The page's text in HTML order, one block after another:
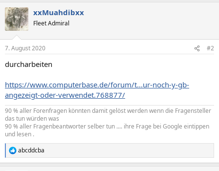
xxMuahdibxx
Fleet Admiral
7. August 2020 #2
durcharbeiten
https://www.computerbase.de/forum/t...ur-noch-y-gb-
angezeigt-oder-verwendet.768877/
90 % aller Forenfragen könnten damit gelöst werden wenn die Fragensteller
das tun würden was
90 % aller Fragenbeantworter selber tun .... ihre Frage bei Google eintippen
und lesen .
R
e
abcddcba